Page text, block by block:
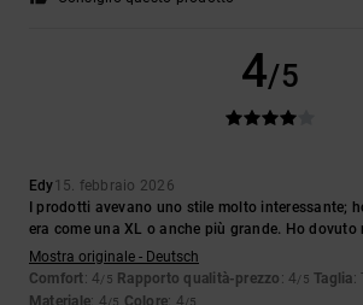
4/5
Edy15. febbraio 2026
I prodotti avevano uno stile molto interessante;
era come una XL o anche più grande. Ho dovuto
Mostra originale - Deutsch
Comfort: 4/5 Rapporto qualità-prezzo : 4/5 Taglia:
Materiale: 4/5 Colore: 4/5